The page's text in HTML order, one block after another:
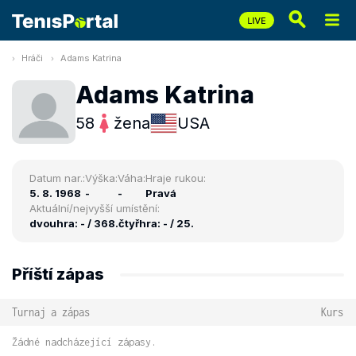
Hráči Adams Katrina
Adams Katrina
58 žena USA
Datum nar.:
5. 8. 1968
Výška:
-
Váha:
-
Hraje rukou:
Pravá
Aktuální/nejvyšší umístění:
dvouhra: - / 368.čtyřhra: - / 25.
Příští zápas
Turnaj a zápas Kurs
Žádné nadcházející zápasy.